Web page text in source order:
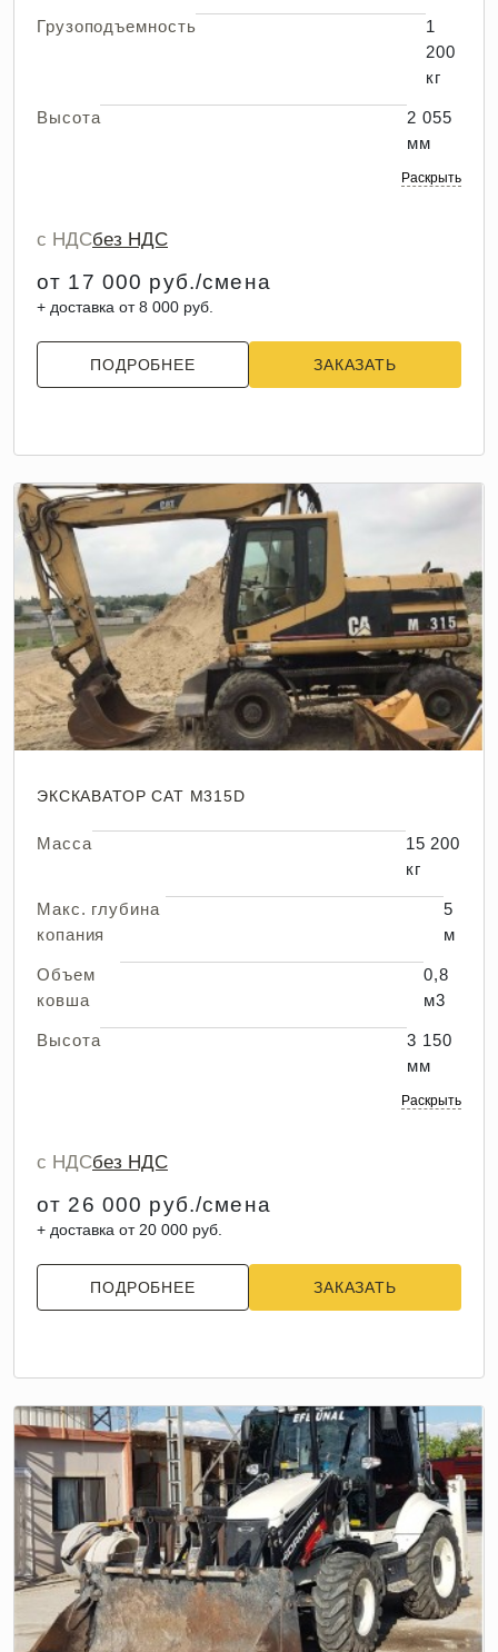
Грузоподъемность
1
200
кг
Высота
2 055
мм
Раскрыть
с НДСбез НДС
от 17 000 руб./смена
+ доставка от 8 000 руб.
ПОДРОБНЕЕ ЗАКАЗАТЬ
ЭКСКАВАТОР CAT M315D
Масса
15 200
кг
Макс. глубина
копания
5
м
Объем
ковша
0,8
м3
Высота
3 150
мм
Раскрыть
с НДСбез НДС
от 26 000 руб./смена
+ доставка от 20 000 руб.
ПОДРОБНЕЕ ЗАКАЗАТЬ